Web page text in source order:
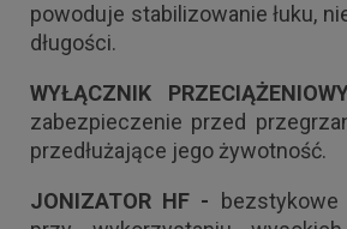
powoduje stabilizowanie łuku,
długości.
WYŁĄCZNIK
zabezpieczenie przed
przedłużające jego żywotność.
JONIZATOR HF - bezstykowe